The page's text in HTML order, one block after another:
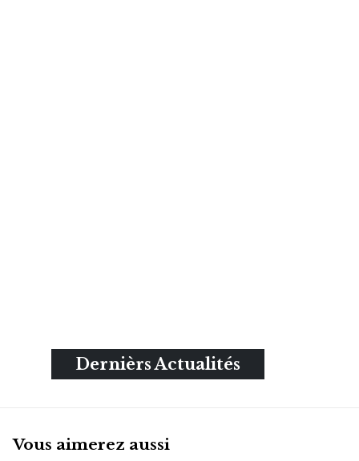
Dernièrs Actualités
Vous aimerez aussi